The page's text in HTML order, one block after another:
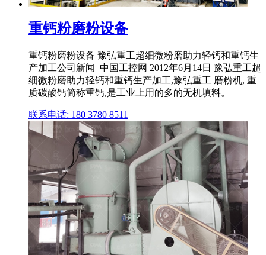
重钙粉磨粉设备
重钙粉磨粉设备 豫弘重工超细微粉磨助力轻钙和重钙生
产加工公司新闻_中国工控网 2012年6月14日 豫弘重工超
细微粉磨助力轻钙和重钙生产加工,豫弘重工 磨粉机, 重
质碳酸钙简称重钙,是工业上用的多的无机填料。
联系电话: 180 3780 8511